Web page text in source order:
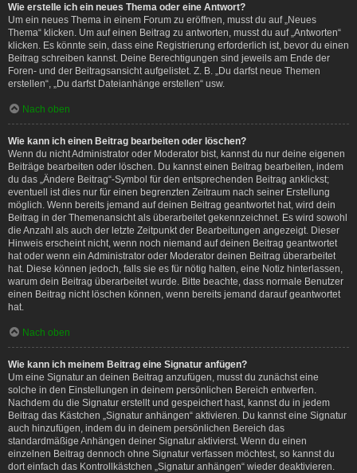
Wie erstelle ich ein neues Thema oder eine Antwort?
Um ein neues Thema in einem Forum zu eröffnen, musst du auf „Neues
Thema“ klicken. Um auf einen Beitrag zu antworten, musst du auf „Antworten“
klicken. Es könnte sein, dass eine Registrierung erforderlich ist, bevor du einen
Beitrag schreiben kannst. Deine Berechtigungen sind jeweils am Ende der
Foren- und der Beitragsansicht aufgelistet. Z. B. „Du darfst neue Themen
erstellen“, „Du darfst Dateianhänge erstellen“ usw.
Nach oben
Wie kann ich einen Beitrag bearbeiten oder löschen?
Wenn du nicht Administrator oder Moderator bist, kannst du nur deine eigenen
Beiträge bearbeiten oder löschen. Du kannst einen Beitrag bearbeiten, indem
du das „Ändere Beitrag“-Symbol für den entsprechenden Beitrag anklickst;
eventuell ist dies nur für einen begrenzten Zeitraum nach seiner Erstellung
möglich. Wenn bereits jemand auf deinen Beitrag geantwortet hat, wird dein
Beitrag in der Themenansicht als überarbeitet gekennzeichnet. Es wird sowohl
die Anzahl als auch der letzte Zeitpunkt der Bearbeitungen angezeigt. Dieser
Hinweis erscheint nicht, wenn noch niemand auf deinen Beitrag geantwortet
hat oder wenn ein Administrator oder Moderator deinen Beitrag überarbeitet
hat. Diese können jedoch, falls sie es für nötig halten, eine Notiz hinterlassen,
warum dein Beitrag überarbeitet wurde. Bitte beachte, dass normale Benutzer
einen Beitrag nicht löschen können, wenn bereits jemand darauf geantwortet
hat.
Nach oben
Wie kann ich meinem Beitrag eine Signatur anfügen?
Um eine Signatur an deinen Beitrag anzufügen, musst du zunächst eine
solche in den Einstellungen in deinem persönlichen Bereich entwerfen.
Nachdem du die Signatur erstellt und gespeichert hast, kannst du in jedem
Beitrag das Kästchen „Signatur anhängen“ aktivieren. Du kannst eine Signatur
auch hinzufügen, indem du in deinem persönlichen Bereich das
standardmäßige Anhängen deiner Signatur aktivierst. Wenn du einen
einzelnen Beitrag dennoch ohne Signatur verfassen möchtest, so kannst du
dort einfach das Kontrollkästchen „Signatur anhängen“ wieder deaktivieren.